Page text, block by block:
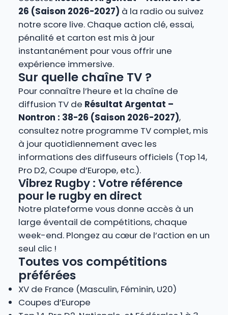
26 (Saison 2026-2027) à la radio ou suivez
notre score live. Chaque action clé, essai,
pénalité et carton est mis à jour
instantanément pour vous offrir une
expérience immersive.
Sur quelle chaîne TV ?
Pour connaître l’heure et la chaîne de
diffusion TV de Résultat Argentat –
Nontron : 38-26 (Saison 2026-2027),
consultez notre programme TV complet, mis
à jour quotidiennement avec les
informations des diffuseurs officiels (Top 14,
Pro D2, Coupe d’Europe, etc.).
Vibrez Rugby : Votre référence
pour le rugby en direct
Notre plateforme vous donne accès à un
large éventail de compétitions, chaque
week-end. Plongez au cœur de l’action en un
seul clic !
Toutes vos compétitions
préférées
XV de France (Masculin, Féminin, U20)
Coupes d’Europe